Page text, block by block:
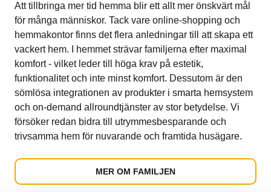
Att tillbringa mer tid hemma blir ett allt mer önskvärt mål
för många människor. Tack vare online-shopping och
hemmakontor finns det flera anledningar till att skapa ett
vackert hem. I hemmet strävar familjerna efter maximal
komfort - vilket leder till höga krav på estetik,
funktionalitet och inte minst komfort. Dessutom är den
sömlösa integrationen av produkter i smarta hemsystem
och on-demand allroundtjänster av stor betydelse. Vi
försöker redan bidra till utrymmesbesparande och
trivsamma hem för nuvarande och framtida husägare.
MER OM FAMILJEN